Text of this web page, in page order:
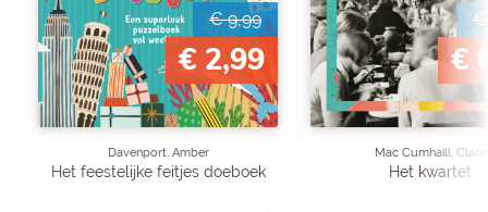
€ 9,99
€ 2,99
Davenport, Amber
Het feestelijke feitjes doeboek
€
€
Mac Cumhaill, Clare
Het kwartet